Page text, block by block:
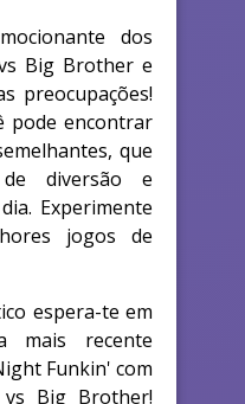
dos
Big Brother e
preocupações!
pode encontrar
que
diversão e
Experimente
jogos de
espera-te em
mais recente
Funkin' com
Big Brother!